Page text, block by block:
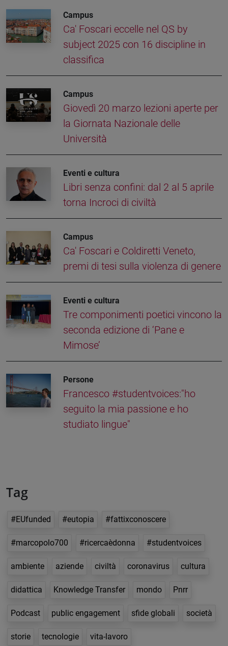
Campus
Ca' Foscari eccelle nel QS by
subject 2025 con 16 discipline in
classifica
Campus
Giovedì 20 marzo lezioni aperte per
la Giornata Nazionale delle
Università
Eventi e cultura
Libri senza confini: dal 2 al 5 aprile
torna Incroci di civiltà
Campus
Ca' Foscari e Coldiretti Veneto,
premi di tesi sulla violenza di genere
Eventi e cultura
Tre componimenti poetici vincono la
seconda edizione di ‘Pane e
Mimose’
Persone
Francesco #studentvoices:"ho
seguito la mia passione e ho
studiato lingue"
Tag
#EUfunded #eutopia #fattixconoscere
#marcopolo700 #ricercaèdonna #studentvoices
ambiente aziende civiltà coronavirus cultura
didattica Knowledge Transfer mondo Pnrr
Podcast public engagement sfide globali società
storie tecnologie vita-lavoro